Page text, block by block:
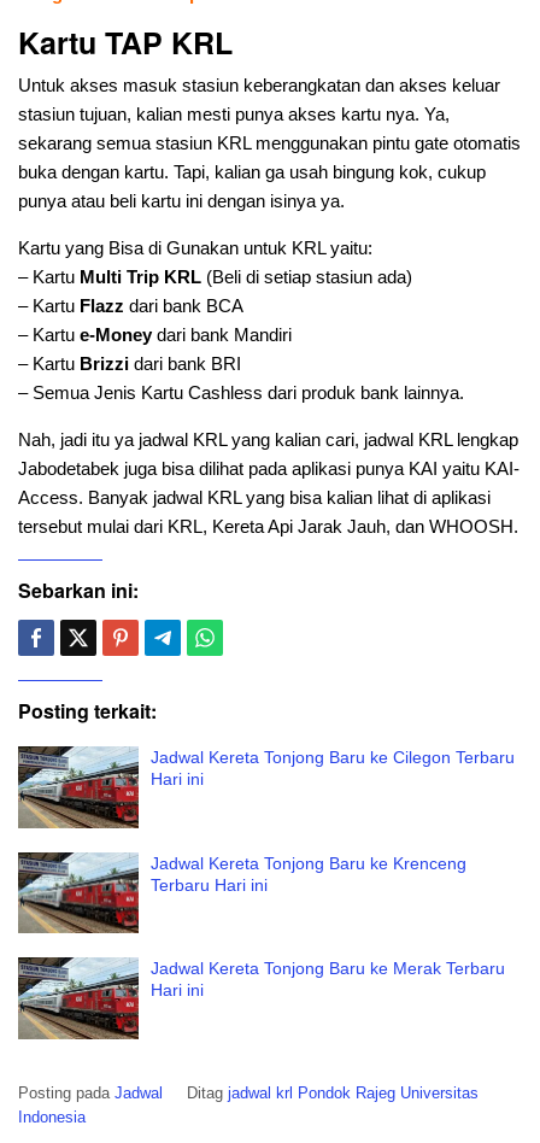
Kartu TAP KRL
Untuk akses masuk stasiun keberangkatan dan akses keluar
stasiun tujuan, kalian mesti punya akses kartu nya. Ya,
sekarang semua stasiun KRL menggunakan pintu gate otomatis
buka dengan kartu. Tapi, kalian ga usah bingung kok, cukup
punya atau beli kartu ini dengan isinya ya.
Kartu yang Bisa di Gunakan untuk KRL yaitu:
– Kartu Multi Trip KRL (Beli di setiap stasiun ada)
– Kartu Flazz dari bank BCA
– Kartu e-Moneydari bank Mandiri
– Kartu Brizzi dari bank BRI
– Semua Jenis Kartu Cashless dari produk bank lainnya.
Nah, jadi itu ya jadwal KRL yang kalian cari, jadwal KRL lengkap
Jabodetabek juga bisa dilihat pada aplikasi punya KAI yaitu KAI-
Access. Banyak jadwal KRL yang bisa kalian lihat di aplikasi
tersebut mulai dari KRL, Kereta Api Jarak Jauh, dan WHOOSH.
Sebarkan ini:
Posting terkait:
Jadwal Kereta Tonjong Baru ke Cilegon Terbaru
Hari ini
Jadwal Kereta Tonjong Baru ke Krenceng
Terbaru Hari ini
Jadwal Kereta Tonjong Baru ke Merak Terbaru
Hari ini
Posting pada Jadwal Ditag jadwal krl Pondok Rajeg Universitas
Indonesia